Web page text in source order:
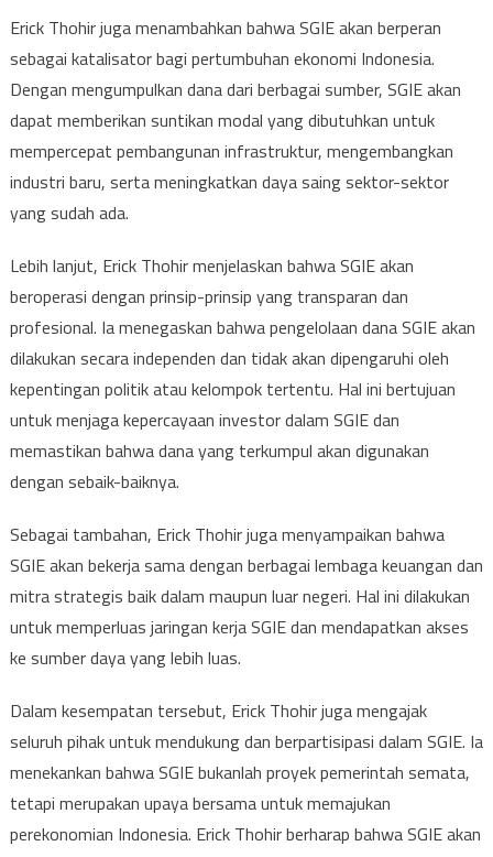
Erick Thohir juga menambahkan bahwa SGIE akan berperan
sebagai katalisator bagi pertumbuhan ekonomi Indonesia.
Dengan mengumpulkan dana dari berbagai sumber, SGIE akan
dapat memberikan suntikan modal yang dibutuhkan untuk
mempercepat pembangunan infrastruktur, mengembangkan
industri baru, serta meningkatkan daya saing sektor-sektor
yang sudah ada.
Lebih lanjut, Erick Thohir menjelaskan bahwa SGIE akan
beroperasi dengan prinsip-prinsip yang transparan dan
profesional. Ia menegaskan bahwa pengelolaan dana SGIE akan
dilakukan secara independen dan tidak akan dipengaruhi oleh
kepentingan politik atau kelompok tertentu. Hal ini bertujuan
untuk menjaga kepercayaan investor dalam SGIE dan
memastikan bahwa dana yang terkumpul akan digunakan
dengan sebaik-baiknya.
Sebagai tambahan, Erick Thohir juga menyampaikan bahwa
SGIE akan bekerja sama dengan berbagai lembaga keuangan dan
mitra strategis baik dalam maupun luar negeri. Hal ini dilakukan
untuk memperluas jaringan kerja SGIE dan mendapatkan akses
ke sumber daya yang lebih luas.
Dalam kesempatan tersebut, Erick Thohir juga mengajak
seluruh pihak untuk mendukung dan berpartisipasi dalam SGIE. Ia
menekankan bahwa SGIE bukanlah proyek pemerintah semata,
tetapi merupakan upaya bersama untuk memajukan
perekonomian Indonesia. Erick Thohir berharap bahwa SGIE akan